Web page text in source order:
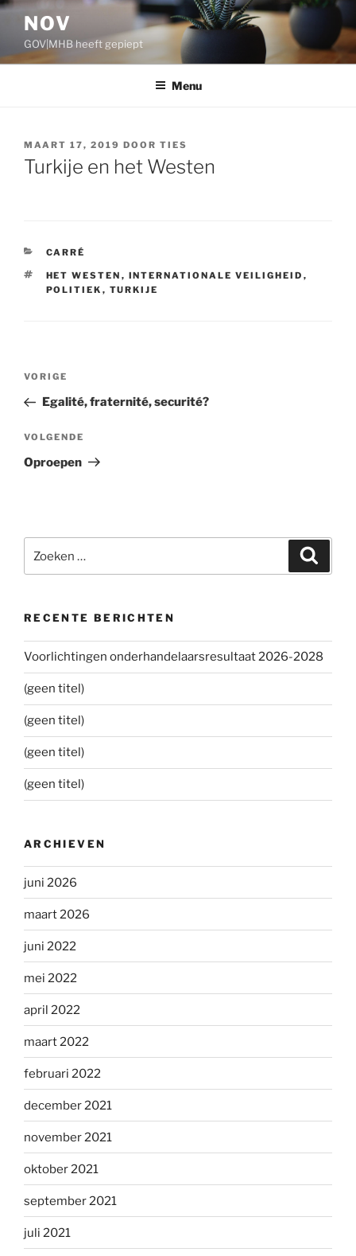
Ga
inhoud
NOV
GOV|MHB heeft gepiept
Menu
GEPLAATST
OP
MAART 17, 2019 DOOR TIES
Turkije en het Westen
CATEGORIEËN
CARRÉ
TAGS
HET WESTEN , INTERNATIONALE VEILIGHEID ,
POLITIEK , TURKIJE
Bericht
Vorig
bericht
VORIGE
Egalité, fraternité, securité?
Volgend
bericht
VOLGENDE
Oproepen
naar:
RECENTE BERICHTEN
Voorlichtingen onderhandelaarsresultaat 2026-2028
(geen titel)
(geen titel)
(geen titel)
(geen titel)
ARCHIEVEN
juni 2026
maart 2026
juni 2022
mei 2022
april 2022
maart 2022
februari 2022
december 2021
november 2021
oktober 2021
september 2021
juli 2021